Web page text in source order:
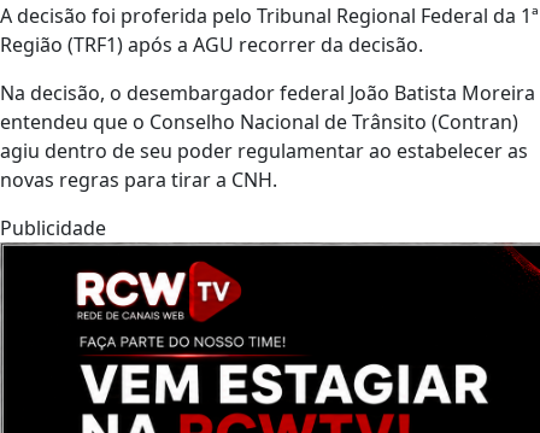
A decisão foi proferida pelo Tribunal Regional Federal da 1ª
Região (TRF1) após a AGU recorrer da decisão.
Na decisão, o desembargador federal João Batista Moreira
entendeu que o Conselho Nacional de Trânsito (Contran)
agiu dentro de seu poder regulamentar ao estabelecer as
novas regras para tirar a CNH.
Publicidade